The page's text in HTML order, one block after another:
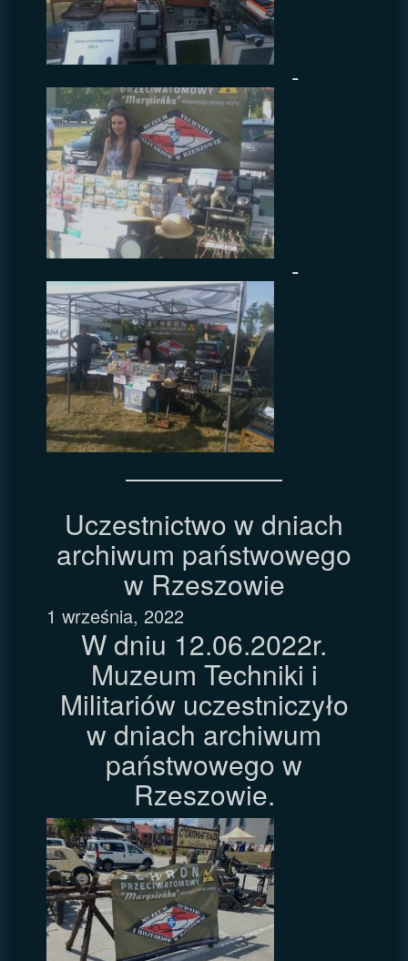
Uczestnictwo w dniach
archiwum państwowego
w Rzeszowie
1 września, 2022
W dniu 12.06.2022r.
Muzeum Techniki i
Militariów uczestniczyło
w dniach archiwum
państwowego w
Rzeszowie.